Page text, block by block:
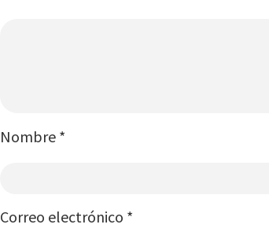
Nombre *
Correo electrónico *